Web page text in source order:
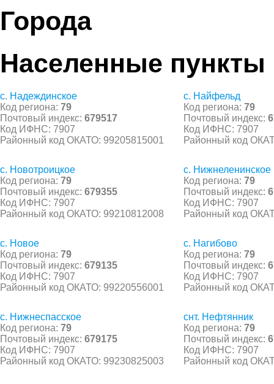
Города
Населенные пункты
с. Надеждинское
Код региона: 79
Почтовый индекс: 679517
Код ИФНС: 7907
Районный код ОКАТО: 99205815001
с. Найфельд
Код региона: 79
Почтовый индекс:
Код ИФНС: 7907
Районный код
с. Новотроицкое
Код региона: 79
Почтовый индекс: 679355
Код ИФНС: 7907
Районный код ОКАТО: 99210812008
с. Нижнеленинское
Код региона: 79
Почтовый индекс:
Код ИФНС: 7907
Районный код
с. Новое
Код региона: 79
Почтовый индекс: 679135
Код ИФНС: 7907
Районный код ОКАТО: 99220556001
с. Нагибово
Код региона: 79
Почтовый индекс:
Код ИФНС: 7907
Районный код
с. Нижнеспасское
Код региона: 79
Почтовый индекс: 679175
Код ИФНС: 7907
Районный код ОКАТО: 99230825003
снт. Нефтянник
Код региона: 79
Почтовый индекс:
Код ИФНС: 7907
Районный код